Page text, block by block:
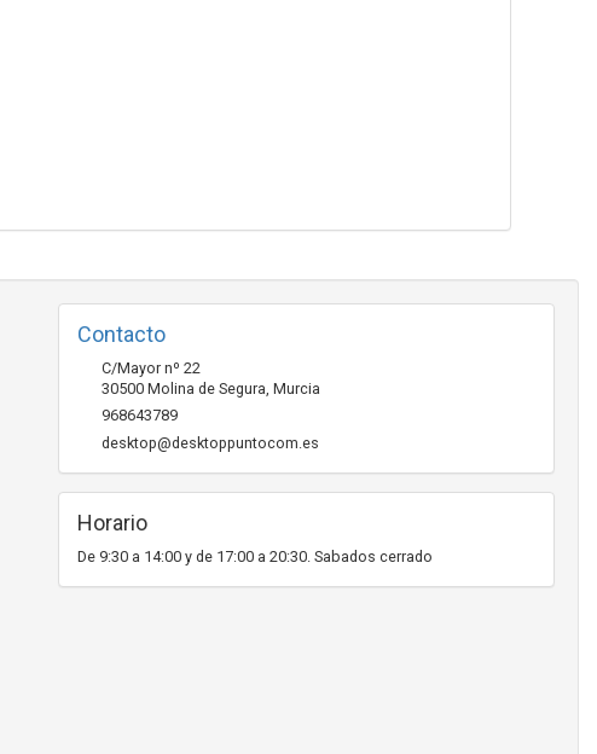
Contacto
C/Mayor nº 22
30500 Molina de Segura, Murcia
968643789
desktop@desktoppuntocom.es
Horario
De 9:30 a 14:00 y de 17:00 a 20:30. Sabados cerrado